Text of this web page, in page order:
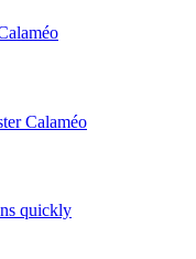
Calaméo
quickly